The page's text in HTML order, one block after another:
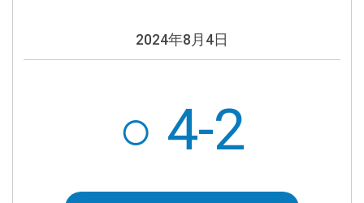
2024年8月4日
○ 4-2